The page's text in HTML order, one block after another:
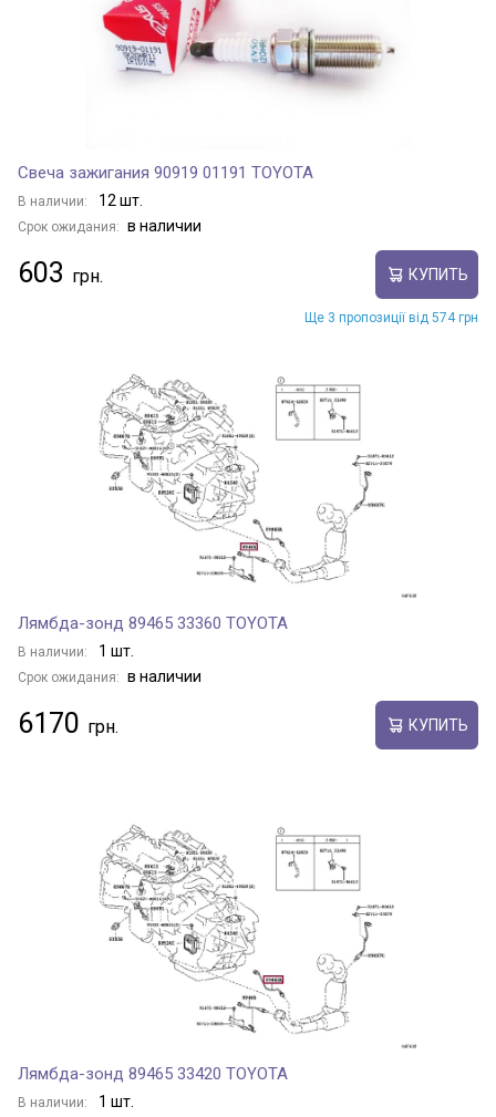
SEDICI
TIPO
TORO
ULYSSE
UNO
Свеча зажигания 90919 01191 TOYOTA
В наличии: 12 шт.
Срок ожидания: в наличии
603 КУПИТЬ
Ще 3 пропозиції від 574 грн
Лямбда-зонд 89465 33360 TOYOTA
В наличии: 1 шт.
Срок ожидания: в наличии
6170 КУПИТЬ
Лямбда-зонд 89465 33420 TOYOTA
В наличии: 1 шт.